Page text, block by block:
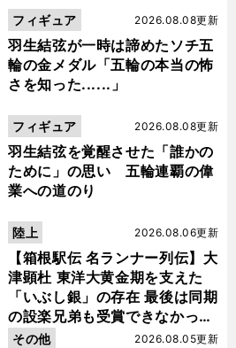
羽生結弦が一時は諦めたソチ五
輪の金メダル「五輪の本当の怖
さを知った......」
2026.08.08更新
フィギュア
羽生結弦を覚醒させた「誰かの
ために」の思い 五輪連覇の偉
業への道のり
2026.08.08更新
フィギュア
【箱根駅伝 名ランナー列伝】大
津顕杜 東洋大黄金期を支えた
「いぶし銀」の存在 最後は同期
の設楽兄弟も受賞できなかった
金栗杯に輝く
2026.08.06更新
陸上
2026.08.05更新
その他